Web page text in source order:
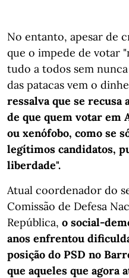
No entanto, apesar de
que o impede de votar
tudo a todos sem
das patacas vem o
ressalva que se recusa
de que quem votar em
ou xenófobo, como se
legítimos candidatos,
liberdade".
Atual coordenador do
Comissão de Defesa
República, o social-
anos enfrentou
posição do PSD no
que aqueles que agora